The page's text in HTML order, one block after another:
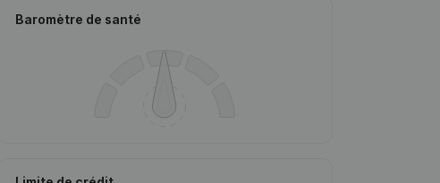
Baromètre de santé